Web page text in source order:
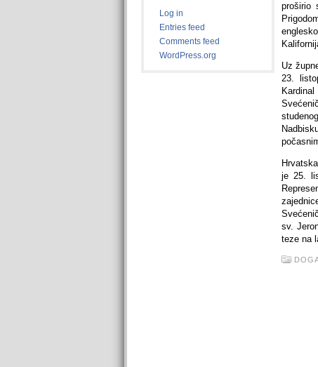
Log in
Entries feed
Comments feed
WordPress.org
proširio
Uz
23.
je 25.
sv.
teze na